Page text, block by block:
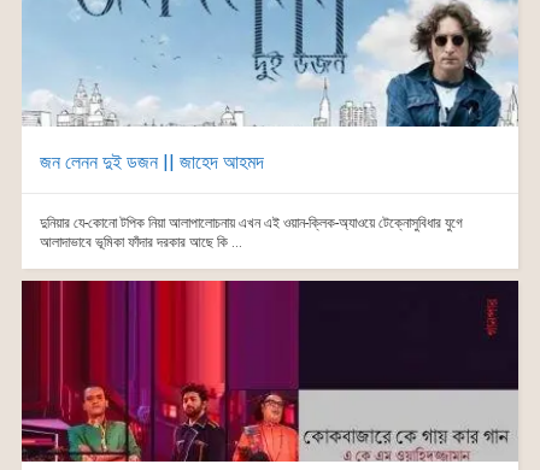
জন লেনন দুই ডজন || জাহেদ আহমদ
দুনিয়ার যে-কোনো টপিক নিয়া আলাপালোচনায় এখন এই ওয়ান-ক্লিক-অ্যাওয়ে টেক্নোসুবিধার যুগে
আলাদাভাবে ভূমিকা ফাঁদার দরকার আছে কি ...